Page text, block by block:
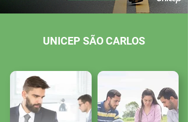
UNICEP SÃO CARLOS